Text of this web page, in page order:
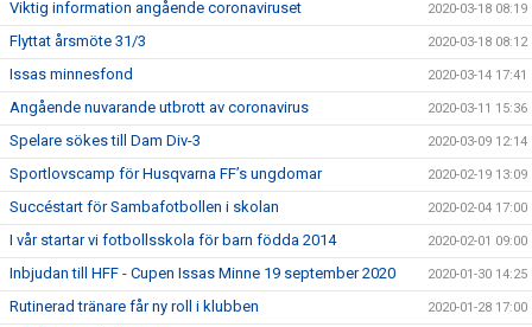
Viktig information angående coronaviruset 2020-03-18 08:19
Flyttat årsmöte 31/3 2020-03-18 08:12
Issas minnesfond 2020-03-14 17:41
Angående nuvarande utbrott av coronavirus 2020-03-11 15:36
Spelare sökes till Dam Div-3 2020-03-09 12:14
Sportlovscamp för Husqvarna FF’s ungdomar 2020-02-19 13:09
Succéstart för Sambafotbollen i skolan 2020-02-04 17:00
I vår startar vi fotbollsskola för barn födda 2014 2020-02-01 09:00
Inbjudan till HFF - Cupen Issas Minne 19 september 2020 2020-01-30 14:25
Rutinerad tränare får ny roll i klubben 2020-01-28 17:00